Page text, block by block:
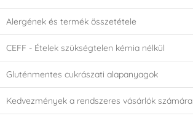
Alergének és termék összetétele
CEFF - Ételek szükségtelen kémia nélkül
Gluténmentes cukrászati alapanyagok
Kedvezmények a rendszeres vásárlók számára